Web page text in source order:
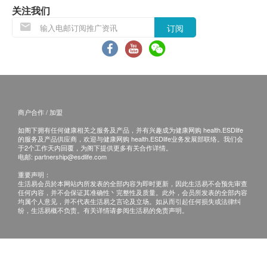
2. 退换产品必须包装完整，如退换之产品有任何残缺
或过期退回，供应商有权不受理。
3. 如有其他损坏或遗漏查询，顾客必须保留有效收据
正本，并于送货后3个工作天内按下列方式联络健康
关注我们
订阅
商户合作 / 加盟
如阁下拥有任何健康相关之服务及产品，并有兴趣成为健康网购 health.ESDlife
的服务及产品供应商，欢迎与健康网购 health.ESDlife业务发展部联络。我们会
于2个工作天内回覆，为阁下提供更多有关合作详情。
电邮: partnership@esdlife.com
重要声明：
生活易会员於本网站内所发表的全部内容为即时更新，因此生活易不会预先审查
任何内容，并不会保证其准确性丶完整性及质量。此外，会员所发表的全部内容
均属个人意见，并不代表生活易之言论及立场。如从而引起任何损失或法律纠
纷，生活易概不负责。有关详情请参阅生活易的免责声明。